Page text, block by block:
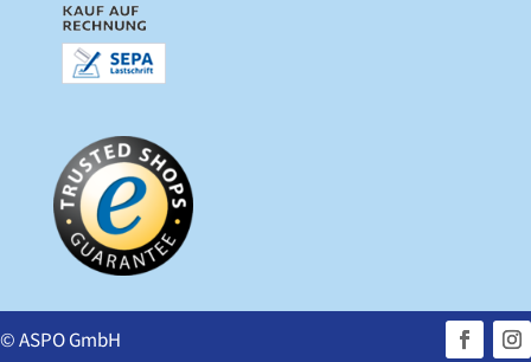
© ASPO GmbH